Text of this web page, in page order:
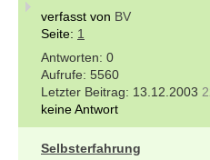
verfasst von BV
Seite: 1
0
5560
13.12.2003
keine Antwort
Selbsterfahrung